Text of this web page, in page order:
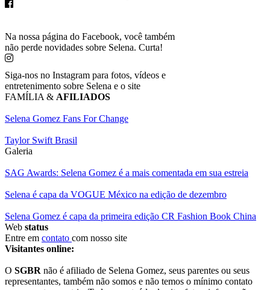
Na nossa página do Facebook, você também
não perde novidades sobre Selena. Curta!
Siga-nos no Instagram para fotos, vídeos e
entretenimento sobre Selena e o site
FAMÍLIA & AFILIADOS
Selena Gomez Fans For Change
Taylor Swift Brasil
Galeria
SAG Awards: Selena Gomez é a mais comentada em sua estreia
Selena é capa da VOGUE México na edição de dezembro
Selena Gomez é capa da primeira edição CR Fashion Book China
Web status
Entre em contato com nosso site
Visitantes online:
O SGBR não é afiliado de Selena Gomez, seus parentes ou seus
representantes, também não somos e não temos o mínimo contato